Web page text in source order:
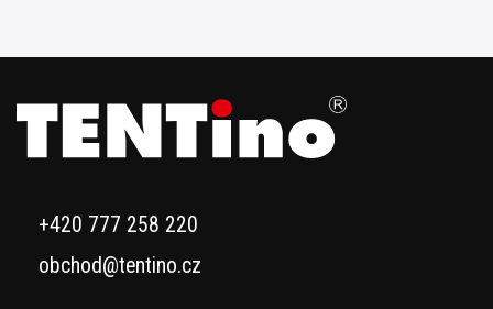
+420 777 258 220
obchod@tentino.cz